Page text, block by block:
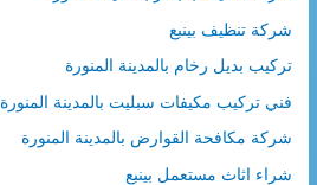
شركة تنظيف بينبع
تركيب بديل رخام بالمدينة المنورة
فني تركيب مكيفات سبليت بالمدينة المنورة
شركة مكافحة القوارض بالمدينة المنورة
شراء اثاث مستعمل بينبع